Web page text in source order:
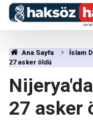
Ana Sayfa İslam
27 asker öldü
27 asker